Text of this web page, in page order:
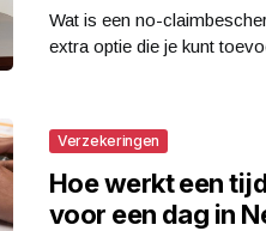
Wat is een no-
extra optie die je kunt
Verzekeringen
Hoe werkt een
voor een dag in